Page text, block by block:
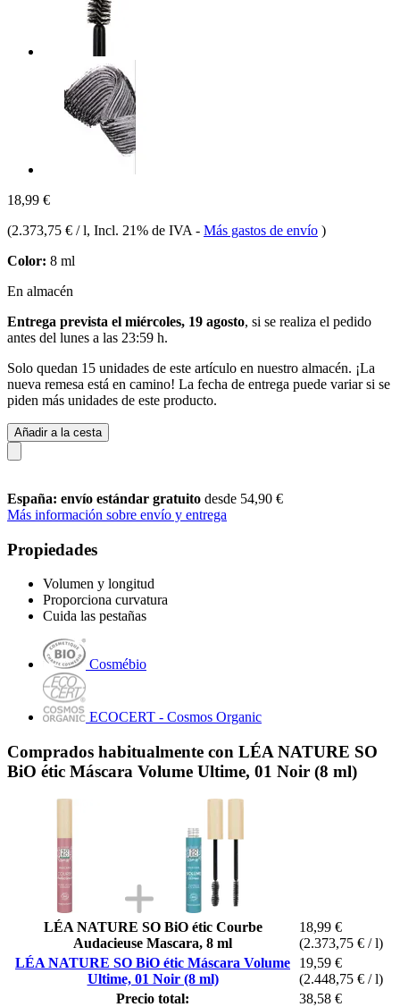
18,99 €
(2.373,75 € / l, Incl. 21% de IVA - Más gastos de envío )
Color: 8 ml
En almacén
Entrega prevista el miércoles, 19 agosto, si se realiza el pedido
antes del lunes a las 23:59 h.
Solo quedan 15 unidades de este artículo en nuestro almacén. ¡La
nueva remesa está en camino! La fecha de entrega puede variar si se
piden más unidades de este producto.
Añadir a la cesta
España: envío estándar gratuito desde 54,90 €
Más información sobre envío y entrega
Propiedades
Volumen y longitud
Proporciona curvatura
Cuida las pestañas
Cosmébio
ECOCERT - Cosmos Organic
Comprados habitualmente con LÉA NATURE SO
BiO étic Máscara Volume Ultime, 01 Noir (8 ml)
LÉA NATURE SO BiO étic Courbe
Audacieuse Mascara, 8 ml
18,99 €
(2.373,75 € / l)
LÉA NATURE SO BiO étic Máscara Volume
Ultime, 01 Noir (8 ml)
19,59 €
(2.448,75 € / l)
Precio total:
38,58 €